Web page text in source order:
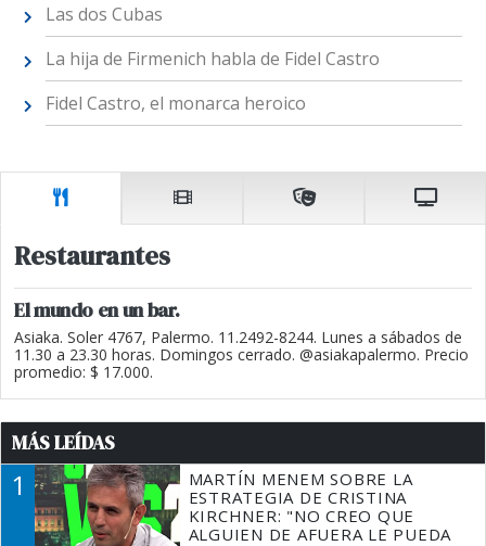
Las dos Cubas
La hija de Firmenich habla de Fidel Castro
Fidel Castro, el monarca heroico
Restaurantes
El mundo en un bar.
Asiaka. Soler 4767, Palermo. 11.2492-8244. Lunes a sábados de
11.30 a 23.30 horas. Domingos cerrado. @asiakapalermo. Precio
promedio: $ 17.000.
MÁS LEÍDAS
1
MARTÍN MENEM SOBRE LA
ESTRATEGIA DE CRISTINA
KIRCHNER: "NO CREO QUE
ALGUIEN DE AFUERA LE PUEDA